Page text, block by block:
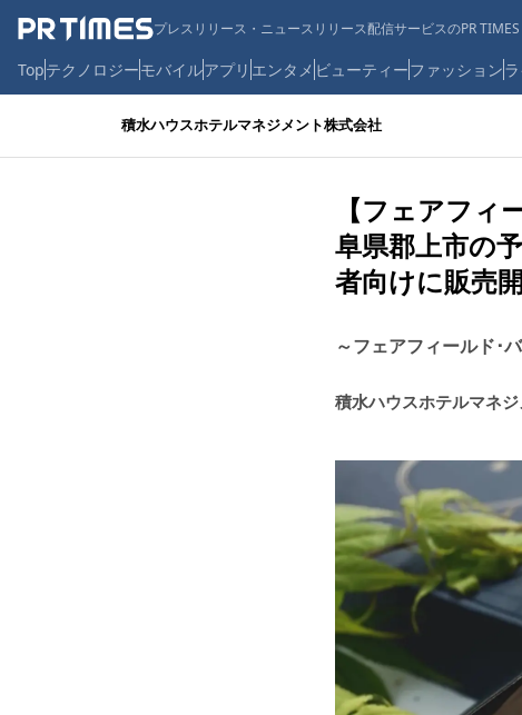
プレスリリース・ニュースリリース配信サービスのPR TIMES
Topテクノロジーモバイルアプリ エンタメ ビューティーファッション
積水ハウスホテルマネジメント株式会社
【フェアフィ
阜県郡上市の
者向けに販売開
～フェアフィールド･
積水ハウスホテルマネ